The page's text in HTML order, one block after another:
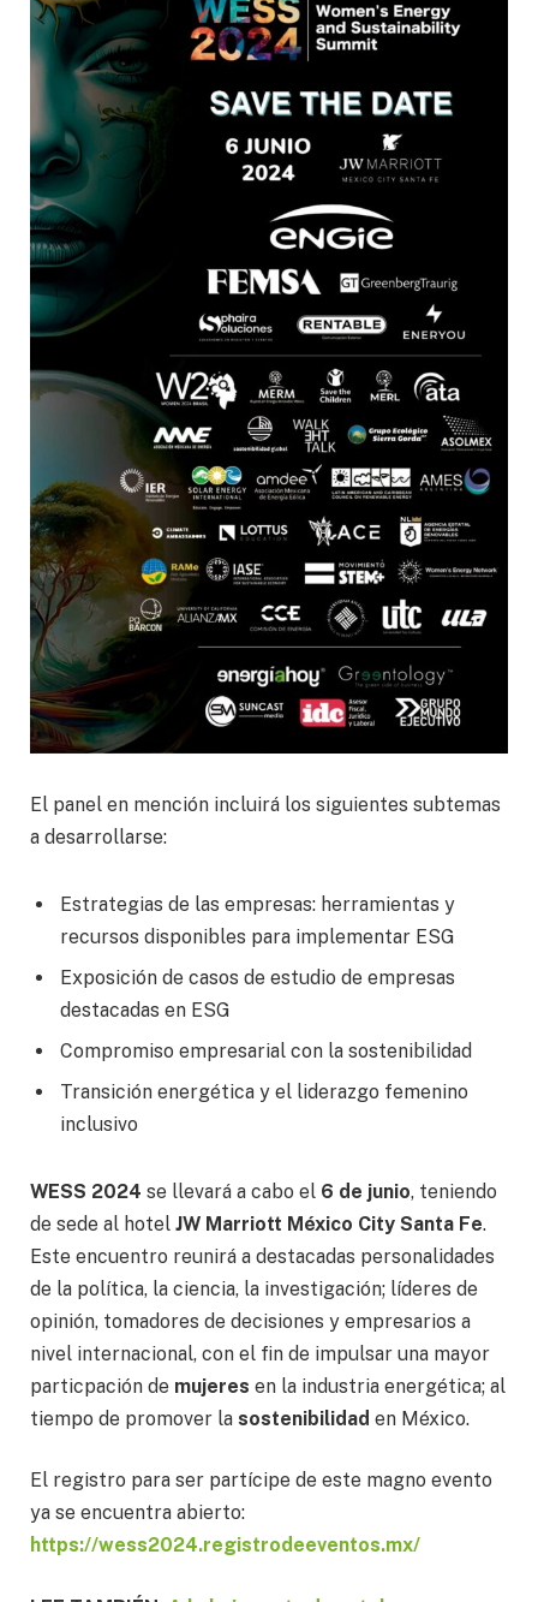
El panel en mención incluirá los siguientes subtemas
a desarrollarse:
Estrategias de las empresas: herramientas y
recursos disponibles para implementar ESG
Exposición de casos de estudio de empresas
destacadas en ESG
Compromiso empresarial con la sostenibilidad
Transición energética y el liderazgo femenino
inclusivo
WESS 2024 se llevará a cabo el 6 de junio, teniendo
de sede al hotel JW Marriott México City Santa Fe.
Este encuentro reunirá a destacadas personalidades
de la política, la ciencia, la investigación; líderes de
opinión, tomadores de decisiones y empresarios a
nivel internacional, con el fin de impulsar una mayor
particpación de mujeres en la industria energética; al
tiempo de promover la sostenibilidad en México.
El registro para ser partícipe de este magno evento
ya se encuentra abierto:
https://wess2024.registrodeeventos.mx/